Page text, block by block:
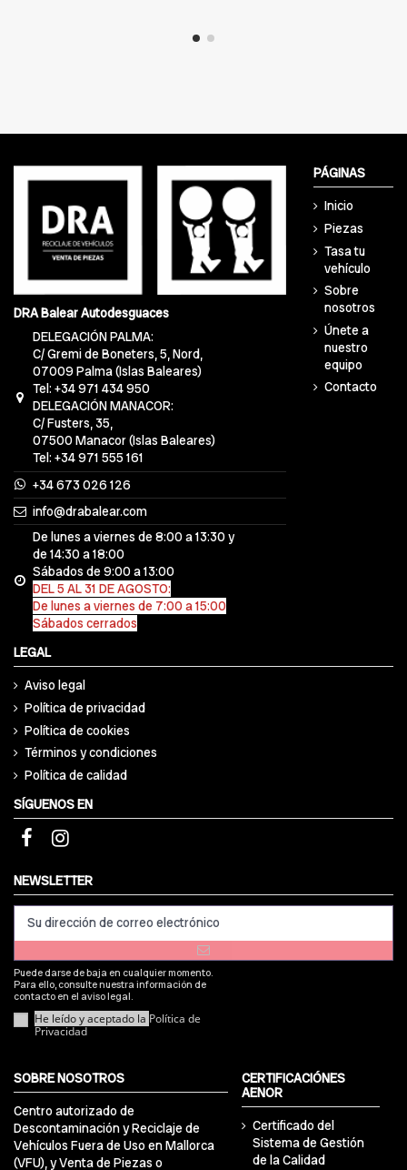
DRA Balear Autodesguaces
DELEGACIÓN PALMA:
C/ Gremi de Boneters, 5, Nord,
07009 Palma (Islas Baleares)
Tel: +34 971 434 950
DELEGACIÓN MANACOR:
C/ Fusters, 35,
07500 Manacor (Islas Baleares)
Tel: +34 971 555 161
+34 673 026 126
info@drabalear.com
De lunes a viernes de 8:00 a 13:30 y
de 14:30 a 18:00
Sábados de 9:00 a 13:00
DEL 5 AL 31 DE AGOSTO:
De lunes a viernes de 7:00 a 15:00
Sábados cerrados
PÁGINAS
Inicio
Piezas
Tasa tu
vehículo
Sobre
nosotros
Únete a
nuestro
equipo
Contacto
LEGAL
Aviso legal
Política de privacidad
Política de cookies
Términos y condiciones
Política de calidad
SÍGUENOS EN
NEWSLETTER
Puede darse de baja en cualquier momento.
Para ello, consulte nuestra información de
contacto en el aviso legal.
He leído y aceptado la Política de
Privacidad
SOBRE NOSOTROS
Centro autorizado de
Descontaminación y Reciclaje de
Vehículos Fuera de Uso en Mallorca
(VFU), y Venta de Piezas o
CERTIFICACIÓNES
AENOR
Certificado del
Sistema de Gestión
de la Calidad